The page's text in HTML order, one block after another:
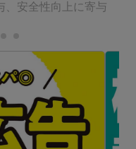
、安全性向上に寄与